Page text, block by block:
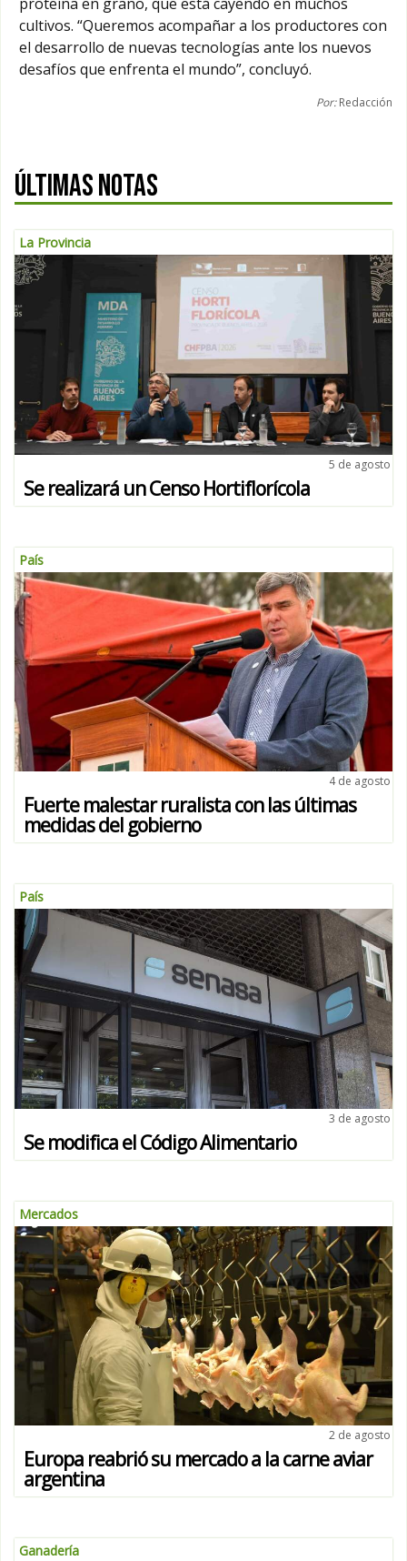
cultivos. “Queremos acompañar a los productores con
el desarrollo de nuevas tecnologías ante los nuevos
desafíos que enfrenta el mundo”, concluyó.
Por:Redacción
ÚLTIMAS NOTAS
La Provincia
5 de agosto
Se realizará un Censo Hortiflorícola
País
4 de agosto
Fuerte malestar ruralista con las últimas
medidas del gobierno
País
3 de agosto
Se modifica el Código Alimentario
Mercados
2 de agosto
Europa reabrió su mercado a la carne aviar
argentina
Ganadería